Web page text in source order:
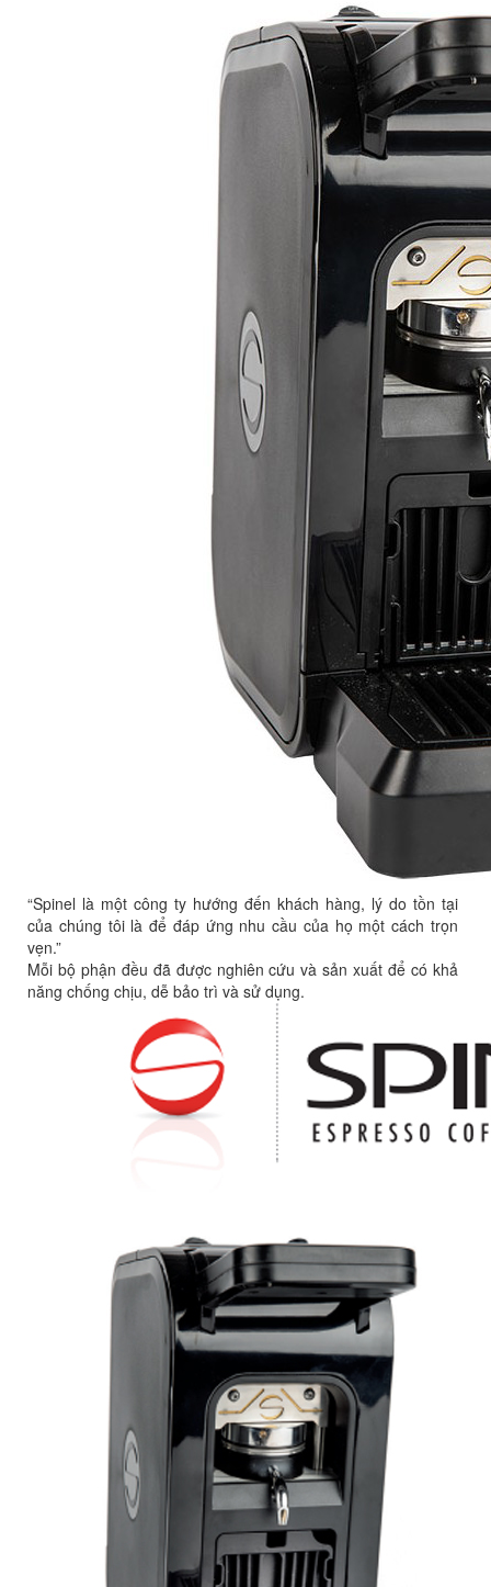
“Spinel là một công ty hướng đến khách hàng, lý do tồn tại
của chúng tôi là để đáp ứng nhu cầu của họ một cách trọn
vẹn.”
Mỗi bộ phận đều đã được nghiên cứu và sản xuất để có khả
năng chống chịu, dễ bảo trì và sử dụng.